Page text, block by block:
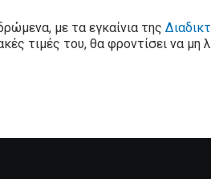
με τα εγκαίνια της
τιμές του, θα φροντίσει να μη